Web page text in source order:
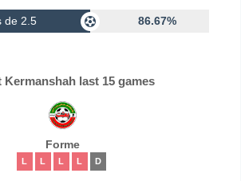
de 2.5 86.67%
Kermanshah last 15 games
Forme
L L L L D